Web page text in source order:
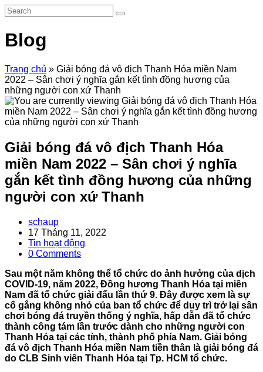
Blog
Trang chủ » Giải bóng đá vô địch Thanh Hóa miền Nam
2022 – Sân chơi ý nghĩa gắn kết tình đồng hương của
những người con xứ Thanh
Giải bóng đá vô địch Thanh Hóa
miền Nam 2022 – Sân chơi ý nghĩa
gắn kết tình đồng hương của những
người con xứ Thanh
Post
author:
schaup
Post
published:
17 Tháng 11, 2022
Post
category:
Tin hoạt động
Post
0 Comments
Sau một năm không thể tổ chức do ảnh hưởng của dịch
COVID-19, năm 2022, Đồng hương Thanh Hóa tại miền
Nam đã tổ chức giải đấu lần thứ 9. Đây được xem là sự
cố gắng không nhỏ của ban tổ chức để duy trì trở lại sân
chơi bóng đá truyền thống ý nghĩa, hấp dẫn đã tổ chức
thành công tám lần trước dành cho những người con
Thanh Hóa tại các tỉnh, thành phố phía Nam. Giải bóng
đá vô địch Thanh Hóa miền Nam tiền thân là giải bóng đá
do CLB Sinh viên Thanh Hóa tại Tp. HCM tổ chức.